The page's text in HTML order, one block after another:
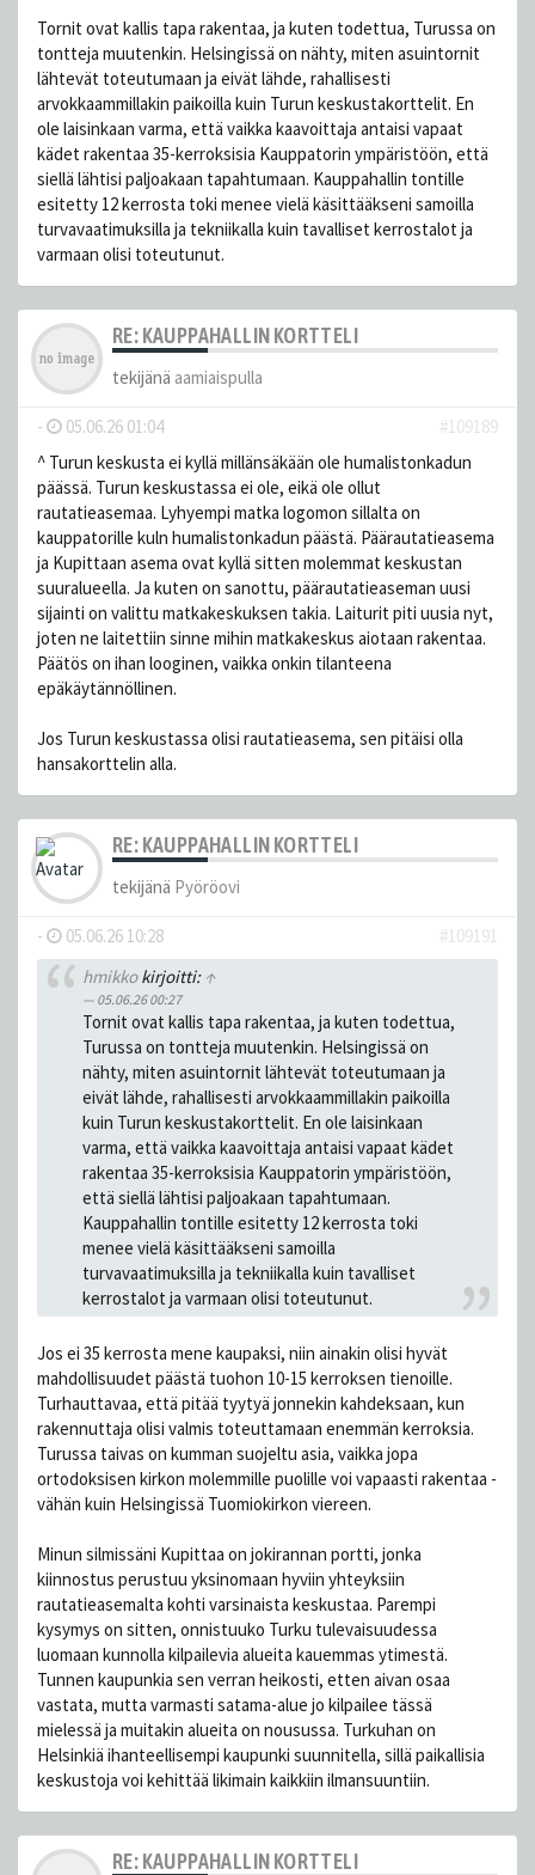
Tornit ovat kallis tapa rakentaa, ja kuten todettua, Turussa on
tontteja muutenkin. Helsingissä on nähty, miten asuintornit
lähtevät toteutumaan ja eivät lähde, rahallisesti
arvokkaammillakin paikoilla kuin Turun keskustakorttelit. En
ole laisinkaan varma, että vaikka kaavoittaja antaisi vapaat
kädet rakentaa 35-kerroksisia Kauppatorin ympäristöön, että
siellä lähtisi paljoakaan tapahtumaan. Kauppahallin tontille
esitetty 12 kerrosta toki menee vielä käsittääkseni samoilla
turvavaatimuksilla ja tekniikalla kuin tavalliset kerrostalot ja
varmaan olisi toteutunut.
RE: KAUPPAHALLIN KORTTELI
tekijänä aamiaispulla
- 05.06.26 01:04
#109189
^ Turun keskusta ei kyllä millänsäkään ole humalistonkadun
päässä. Turun keskustassa ei ole, eikä ole ollut
rautatieasemaa. Lyhyempi matka logomon sillalta on
kauppatorille kuln humalistonkadun päästä. Päärautatieasema
ja Kupittaan asema ovat kyllä sitten molemmat keskustan
suuralueella. Ja kuten on sanottu, päärautatieaseman uusi
sijainti on valittu matkakeskuksen takia. Laiturit piti uusia nyt,
joten ne laitettiin sinne mihin matkakeskus aiotaan rakentaa.
Päätös on ihan looginen, vaikka onkin tilanteena
epäkäytännöllinen.
Jos Turun keskustassa olisi rautatieasema, sen pitäisi olla
hansakorttelin alla.
RE: KAUPPAHALLIN KORTTELI
tekijänä Pyöröovi
- 05.06.26 10:28
#109191
hmikkokirjoitti: ↑
05.06.26 00:27
Tornit ovat kallis tapa rakentaa, ja kuten todettua,
Turussa on tontteja muutenkin. Helsingissä on
nähty, miten asuintornit lähtevät toteutumaan ja
eivät lähde, rahallisesti arvokkaammillakin paikoilla
kuin Turun keskustakorttelit. En ole laisinkaan
varma, että vaikka kaavoittaja antaisi vapaat kädet
rakentaa 35-kerroksisia Kauppatorin ympäristöön,
että siellä lähtisi paljoakaan tapahtumaan.
Kauppahallin tontille esitetty 12 kerrosta toki
menee vielä käsittääkseni samoilla
turvavaatimuksilla ja tekniikalla kuin tavalliset
kerrostalot ja varmaan olisi toteutunut.
Jos ei 35 kerrosta mene kaupaksi, niin ainakin olisi hyvät
mahdollisuudet päästä tuohon 10-15 kerroksen tienoille.
Turhauttavaa, että pitää tyytyä jonnekin kahdeksaan, kun
rakennuttaja olisi valmis toteuttamaan enemmän kerroksia.
Turussa taivas on kumman suojeltu asia, vaikka jopa
ortodoksisen kirkon molemmille puolille voi vapaasti rakentaa -
vähän kuin Helsingissä Tuomiokirkon viereen.
Minun silmissäni Kupittaa on jokirannan portti, jonka
kiinnostus perustuu yksinomaan hyviin yhteyksiin
rautatieasemalta kohti varsinaista keskustaa. Parempi
kysymys on sitten, onnistuuko Turku tulevaisuudessa
luomaan kunnolla kilpailevia alueita kauemmas ytimestä.
Tunnen kaupunkia sen verran heikosti, etten aivan osaa
vastata, mutta varmasti satama-alue jo kilpailee tässä
mielessä ja muitakin alueita on nousussa. Turkuhan on
Helsinkiä ihanteellisempi kaupunki suunnitella, sillä paikallisia
keskustoja voi kehittää likimain kaikkiin ilmansuuntiin.
RE: KAUPPAHALLIN KORTTELI